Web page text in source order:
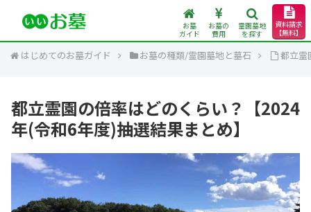
お墓
ガイド
お墓の
費用
霊園墓地
を探す
資料請求
【無料】
はじめてのお墓ガイド お墓の種類/霊園墓地と墓石 都立霊
都立霊園の倍率はどのくらい？【2024
年(令和6年度)抽選結果まとめ】